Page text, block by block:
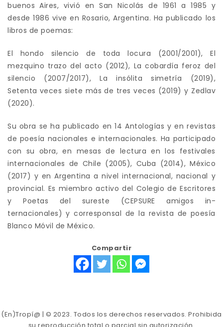
buenos Aires, vivió en San Nicolás de 1961 a 1985 y
desde 1986 vive en Rosario, Argentina. Ha publicado los
libros de poemas:
El hondo silencio de toda locura (2001/2001), El
mezquino trazo del acto (2012), La cobardía feroz del
silencio (2007/2017), La insólita simetría (2019),
Setenta veces siete más de tres veces (2019) y Zedlav
(2020).
Su obra se ha publicado en 14 Antologías y en revistas
de poesía nacionales e internacionales. Ha participado
con su obra, en mesas de lectura en los festivales
internacionales de Chile (2005), Cuba (2014), México
(2017) y en Argentina a nivel internacional, nacional y
provincial. Es miembro activo del Colegio de Escritores
y Poetas del sureste (CEPSURE amigos in-
ternacionales) y corresponsal de la revista de poesía
Blanco Móvil de México.
Compartir
(En)Tropí@ | © 2023. Todos los derechos reservados. Prohibida